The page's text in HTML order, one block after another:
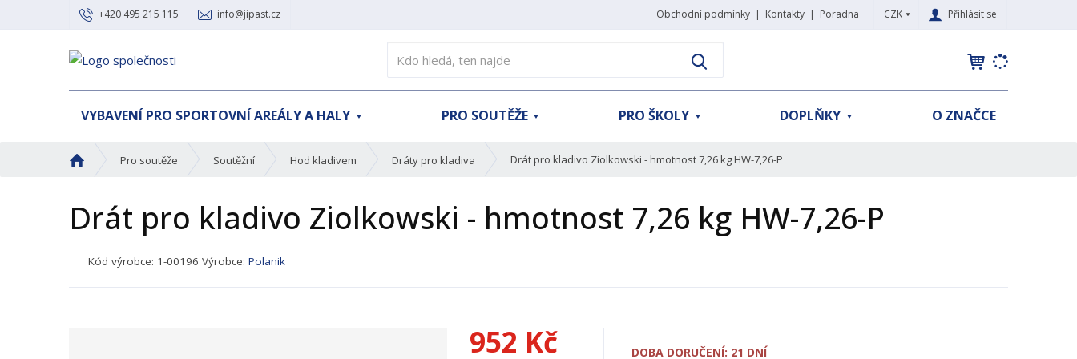
+420 495 215 115 info@jipast.cz Obchodní podmínky Kontakty Poradna CZK Přihlásit se
d
e
VYBAVENÍ PRO SPORTOVNÍ AREÁLY A HALY PRO SOUTĚŽE PRO ŠKOLY DOPLŇKY O ZNAČCE
d
n
s
Pro soutěže Soutěžní Hod kladivem Dráty pro kladiva Drát pro kladivo Ziolkowski - hmotnost 7,26 kg HW-7,26-P
Drát pro kladivo Ziolkowski - hmotnost 7,26 kg HW-7,26-P
K
Kód výrobce: 1-00196 Výrobce:Polanik
952 Kč DOBA DORUČENÍ: 21 DNÍ